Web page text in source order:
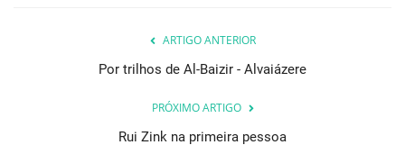
ARTIGO ANTERIOR
Por trilhos de Al-Baizir - Alvaiázere
PRÓXIMO ARTIGO
Rui Zink na primeira pessoa